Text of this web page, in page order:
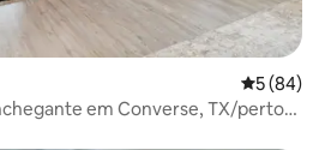
5 de uma
5 (84)
em Converse, TX/perto